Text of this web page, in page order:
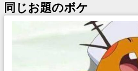
同じお題のボケ